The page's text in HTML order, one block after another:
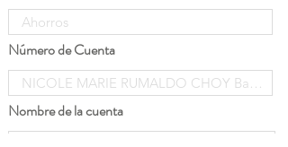
Número de Cuenta
Nombre de la cuenta